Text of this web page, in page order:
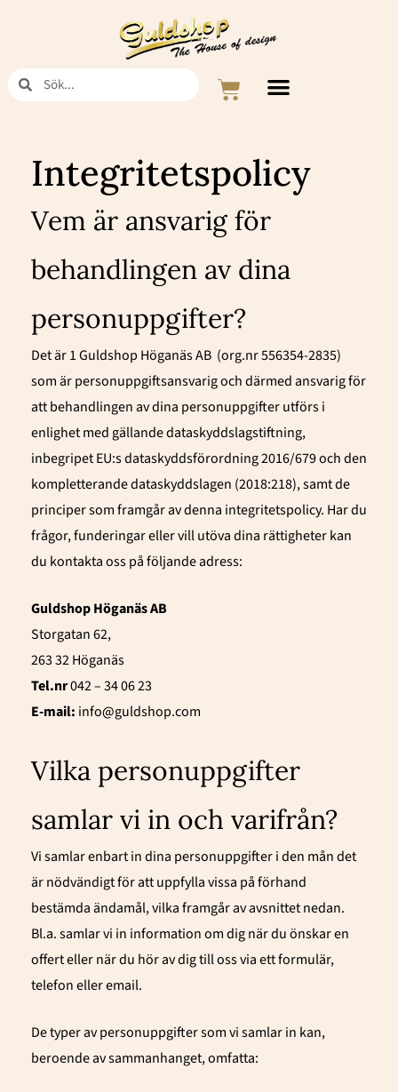
Sök Sök Varukorg
Integritetspolicy
Vem är ansvarig för
behandlingen av dina
personuppgifter?
Det är 1 Guldshop Höganäs AB (org.nr 556354-2835)
som är personuppgiftsansvarig och därmed ansvarig för
att behandlingen av dina personuppgifter utförs i
enlighet med gällande dataskyddslagstiftning,
inbegripet EU:s dataskyddsförordning 2016/679 och den
kompletterande dataskyddslagen (2018:218), samt de
principer som framgår av denna integritetspolicy. Har du
frågor, funderingar eller vill utöva dina rättigheter kan
du kontakta oss på följande adress:
Guldshop Höganäs AB
Storgatan 62,
263 32 Höganäs
Tel.nr042 – 34 06 23
E-mail: info@guldshop.com
Vilka personuppgifter
samlar vi in och varifrån?
Vi samlar enbart in dina personuppgifter i den mån det
är nödvändigt för att uppfylla vissa på förhand
bestämda ändamål, vilka framgår av avsnittet nedan.
Bl.a. samlar vi in information om dig när du önskar en
offert eller när du hör av dig till oss via ett formulär,
telefon eller email.
De typer av personuppgifter som vi samlar in kan,
beroende av sammanhanget, omfatta: